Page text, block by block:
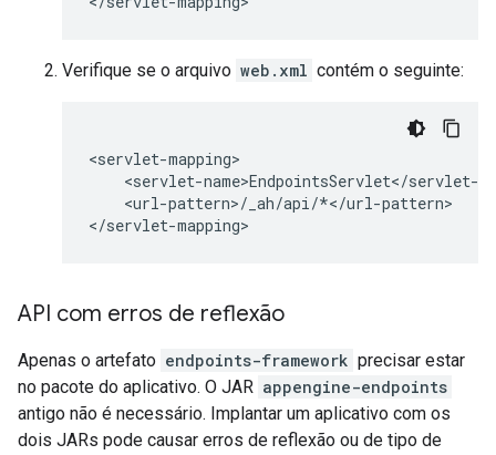
Verifique se o arquivo web.xml contém o seguinte:
<servlet-mapping
<servlet-name>EndpointsServlet</servlet-
<url-pattern>/ _ah/api/*</url-pattern>
</servlet-mapping
API com erros de reflexão
Apenas o artefato endpoints-framework precisar estar
no pacote do aplicativo. O JAR appengine-endpoints
antigo não é necessário. Implantar um aplicativo com os
dois JARs pode causar erros de reflexão ou de tipo de